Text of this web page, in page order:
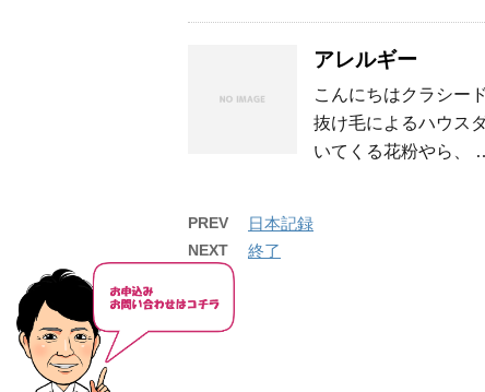
アレルギー
こんにちはクラシー
抜け毛によるハウス
いてくる花粉やら、
PREV 日本記録
NEXT 終了